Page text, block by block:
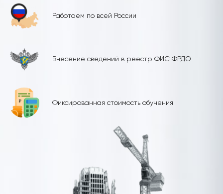
Работаем по всей России
Внесение сведений в реестр ФИС ФРДО
Фиксированная стоимость обучения